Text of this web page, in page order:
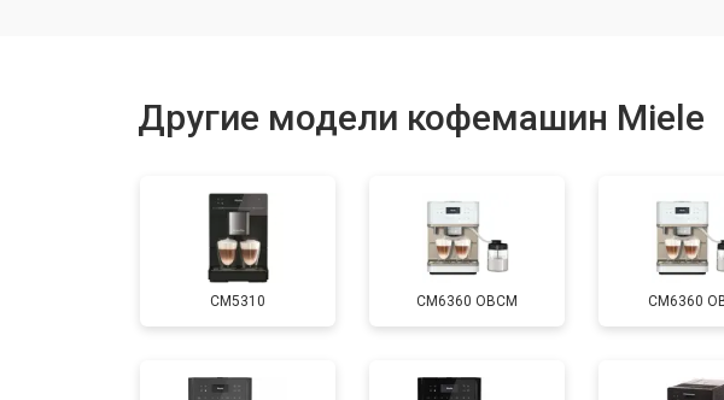
Ремонт заварного механизма
Другие модели кофемашин Miele
CM5310 CM6360 OBCM CM6360